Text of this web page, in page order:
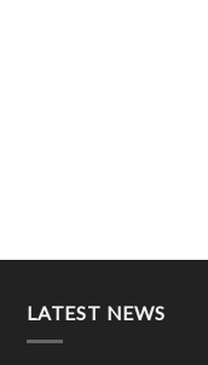
LATEST NEWS